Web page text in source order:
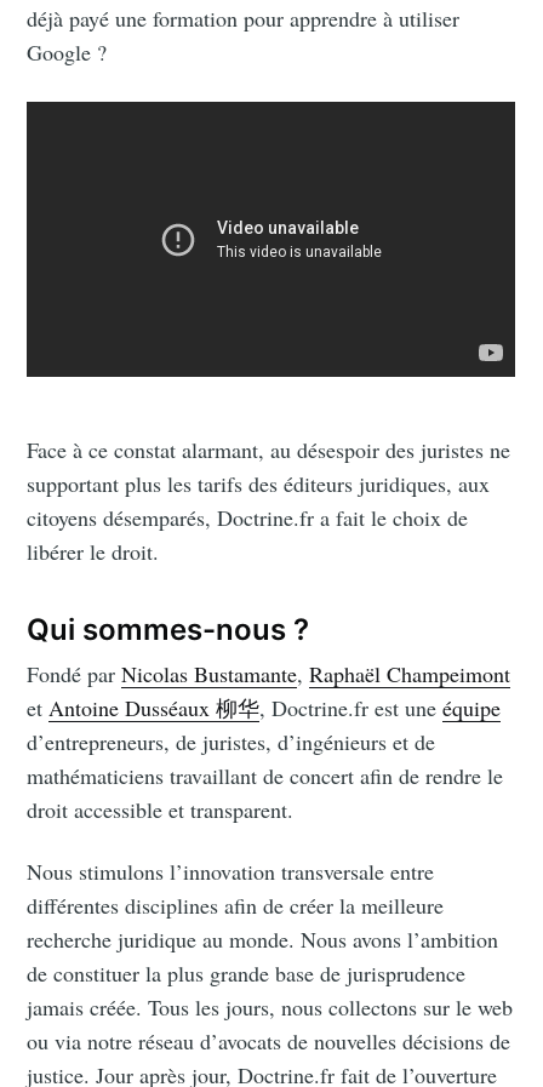
déjà payé une formation pour apprendre à utiliser
Google ?
Face à ce constat alarmant, au désespoir des juristes ne
supportant plus les tarifs des éditeurs juridiques, aux
citoyens désemparés, Doctrine.fr a fait le choix de
libérer le droit.
Qui sommes-nous ?
Fondé parNicolas Bustamante,Raphaël Champeimont
etAntoine Dusséaux 柳华, Doctrine.fr est uneéquipe
d’entrepreneurs, de juristes, d’ingénieurs et de
mathématiciens travaillant de concert afin de rendre le
droit accessible et transparent.
Nous stimulons l’innovation transversale entre
différentes disciplines afin de créer la meilleure
recherche juridique au monde. Nous avons l’ambition
de constituer la plus grande base de jurisprudence
jamais créée. Tous les jours, nous collectons sur le web
ou via notre réseau d’avocats de nouvelles décisions de
justice. Jour après jour, Doctrine.fr fait de l’ouverture